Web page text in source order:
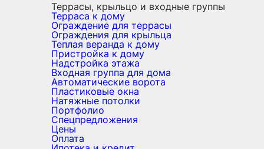
Террасы, крыльцо и входные группы
Терраса к дому
Ограждение для террасы
Ограждения для крыльца
Теплая веранда к дому
Пристройка к дому
Надстройка этажа
Входная группа для дома
Автоматические ворота
Пластиковые окна
Натяжные потолки
Портфолио
Спецпредложения
Цены
Оплата